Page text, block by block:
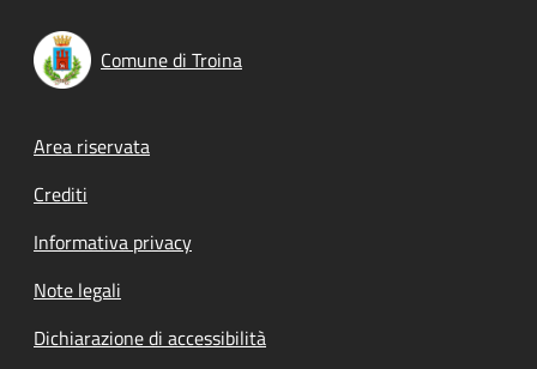
Comune di Troina
Footer menu
Area riservata
Crediti
Informativa privacy
Note legali
Dichiarazione di accessibilità